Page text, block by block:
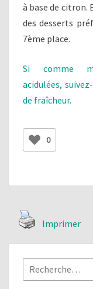
à base de citron.
des desserts
7ème place.
Si comme
acidulées,
de fraîcheur.
0
Imprimer
Rechercher :